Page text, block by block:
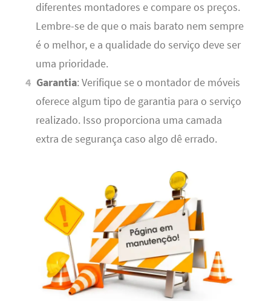
diferentes montadores e compare os preços.
Lembre-se de que o mais barato nem sempre
é o melhor, e a qualidade do serviço deve ser
uma prioridade.
Garantia: Verifique se o montador de móveis
oferece algum tipo de garantia para o serviço
realizado. Isso proporciona uma camada
extra de segurança caso algo dê errado.